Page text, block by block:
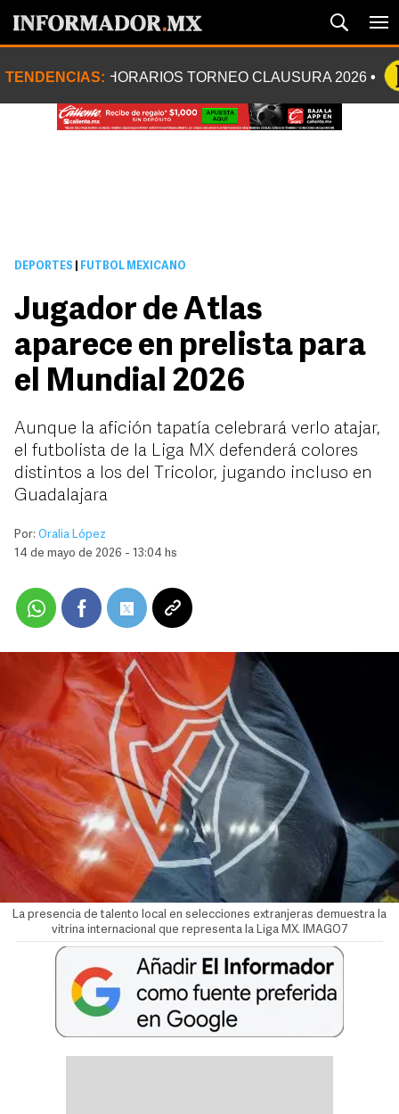
TENDENCIAS: HORARIOS TORNEO CLAUSURA 2026
DEPORTES FUTBOL MEXICANO
Jugador de Atlas
aparece en prelista para
el Mundial 2026
Aunque la afición tapatía celebrará verlo atajar,
el futbolista de la Liga MX defenderá colores
distintos a los del Tricolor, jugando incluso en
Guadalajara
Por: Oralia López
14 de mayo de 2026 - 13:04 hs
La presencia de talento local en selecciones extranjeras demuestra la
vitrina internacional que representa la Liga MX. IMAGO7